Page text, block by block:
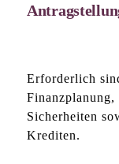
Erforderlich
Sicherheiten
Krediten.